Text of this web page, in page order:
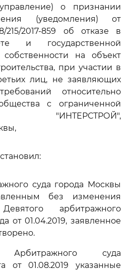
о признании
(уведомления) от
215/2017-859 об отказе в
и государственной
на объект
при участии в
лиц, не заявляющих
относительно
с ограниченной
"ИНТЕРСТРОЙ",
суда города Москвы
без изменения
арбитражного
от 01.04.2019, заявленное
Арбитражного суда
от 01.08.2019 указанные